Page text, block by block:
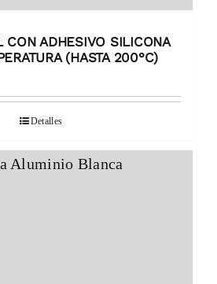
CON ADHESIVO SILICONA
(HASTA 200°C)
Detalles